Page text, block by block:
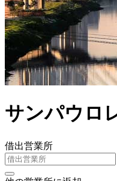
サンパウロ
借出営業所